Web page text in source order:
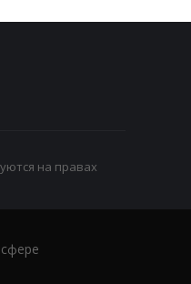
на правах